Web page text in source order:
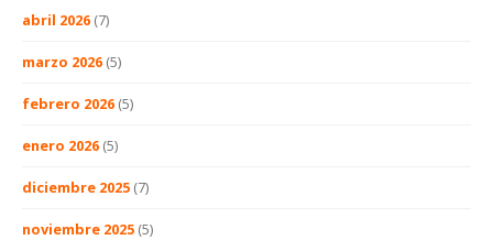
abril 2026 (7)
marzo 2026 (5)
febrero 2026 (5)
enero 2026 (5)
diciembre 2025 (7)
noviembre 2025 (5)